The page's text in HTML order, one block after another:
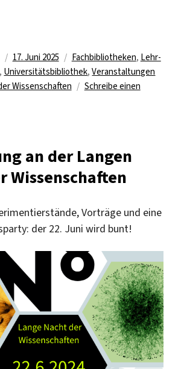
Veröffentlicht
am
17. Juni 2025 Kategorien
Fachbibliotheken, Lehr-
, Universitätsbibliothek,Veranstaltungen
Wissenschaften
Schreibe einen
an der Langen
Wissenschaften
Vorträge und eine
der 22. Juni wird bunt!